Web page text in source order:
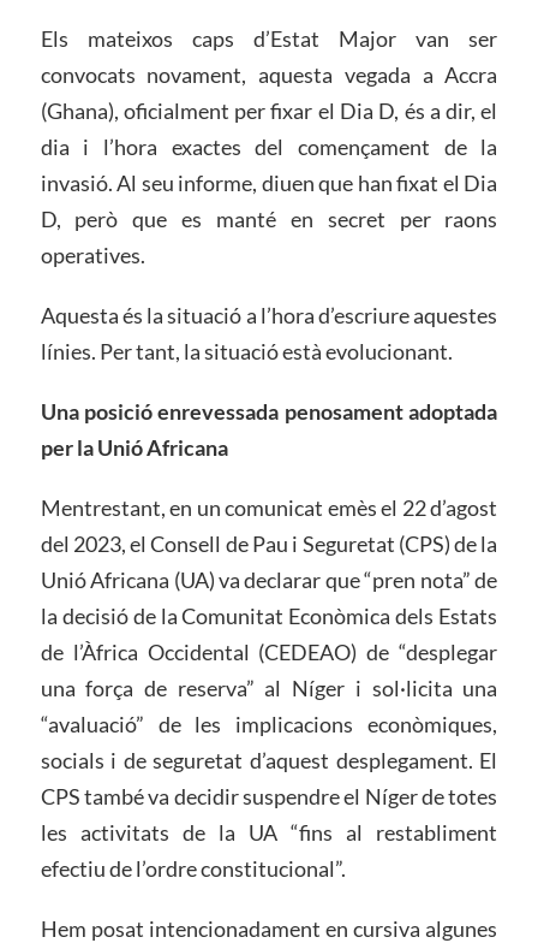
Els mateixos caps d’Estat Major van ser
convocats novament, aquesta vegada a Accra
(Ghana), oficialment per fixar el Dia D, és a dir, el
dia i l’hora exactes del començament de la
invasió. Al seu informe, diuen que han fixat el Dia
D, però que es manté en secret per raons
operatives.
Aquesta és la situació a l’hora d’escriure aquestes
línies. Per tant, la situació està evolucionant.
Una posició enrevessada penosament adoptada
per la Unió Africana
Mentrestant, en un comunicat emès el 22 d’agost
del 2023, el Consell de Pau i Seguretat (CPS) de la
Unió Africana (UA) va declarar que “pren nota” de
la decisió de la Comunitat Econòmica dels Estats
de l’Àfrica Occidental (CEDEAO) de “desplegar
una força de reserva” al Níger i sol·licita una
“avaluació” de les implicacions econòmiques,
socials i de seguretat d’aquest desplegament. El
CPS també va decidir suspendre el Níger de totes
les activitats de la UA “fins al restabliment
efectiu de l’ordre constitucional”.
Hem posat intencionadament en cursiva algunes